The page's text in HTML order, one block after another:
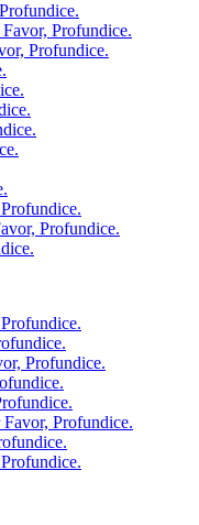
Profundice.
Profundice.
Profundice.
Profundice.
Favor, Profundice.